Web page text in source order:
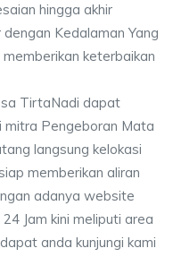
hingga akhir
Kedalaman Yang
keterbaikan
TirtaNadi dapat
mitra Pengeboran Mata
langsung kelokasi
memberikan aliran
adanya website
Jam kini meliputi area
anda kunjungi kami